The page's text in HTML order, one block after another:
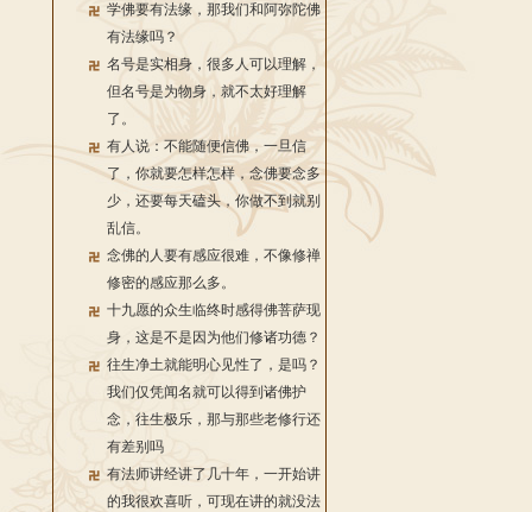
学佛要有法缘，那我们和阿弥陀佛
有法缘吗？
名号是实相身，很多人可以理解，
但名号是为物身，就不太好理解
了。
有人说：不能随便信佛，一旦信
了，你就要怎样怎样，念佛要念多
少，还要每天磕头，你做不到就别
乱信。
念佛的人要有感应很难，不像修禅
修密的感应那么多。
十九愿的众生临终时感得佛菩萨现
身，这是不是因为他们修诸功德？
往生净土就能明心见性了，是吗？
我们仅凭闻名就可以得到诸佛护
念，往生极乐，那与那些老修行还
有差别吗
有法师讲经讲了几十年，一开始讲
的我很欢喜听，可现在讲的就没法